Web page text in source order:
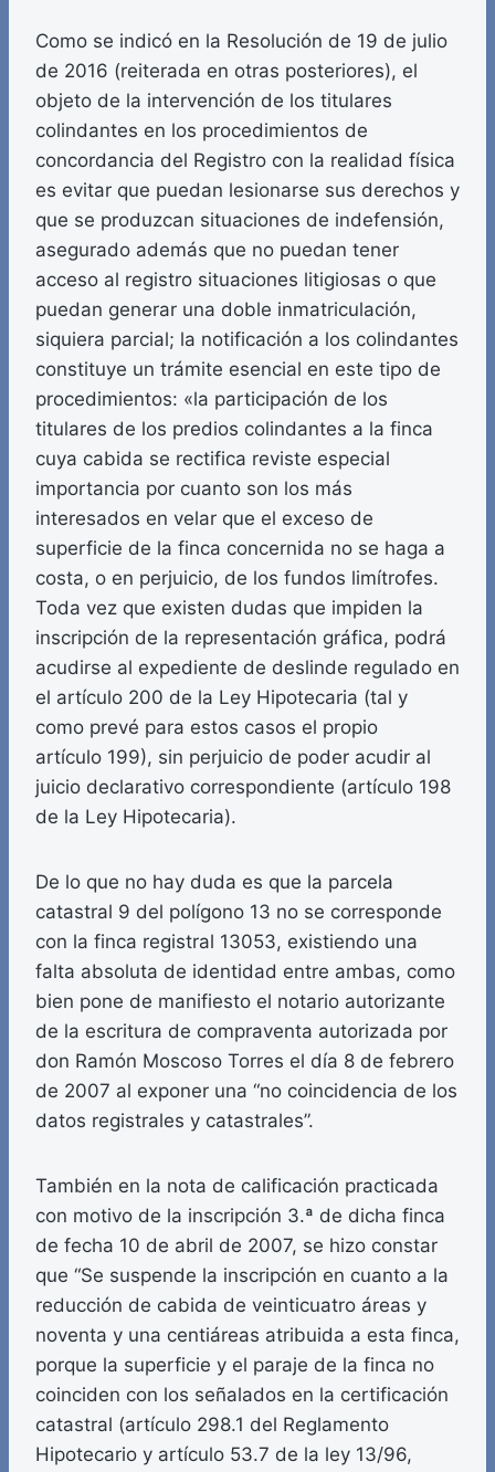
Como se indicó en la Resolución de 19 de julio
de 2016 (reiterada en otras posteriores), el
objeto de la intervención de los titulares
colindantes en los procedimientos de
concordancia del Registro con la realidad física
es evitar que puedan lesionarse sus derechos y
que se produzcan situaciones de indefensión,
asegurado además que no puedan tener
acceso al registro situaciones litigiosas o que
puedan generar una doble inmatriculación,
siquiera parcial; la notificación a los colindantes
constituye un trámite esencial en este tipo de
procedimientos: «la participación de los
titulares de los predios colindantes a la finca
cuya cabida se rectifica reviste especial
importancia por cuanto son los más
interesados en velar que el exceso de
superficie de la finca concernida no se haga a
costa, o en perjuicio, de los fundos limítrofes.
Toda vez que existen dudas que impiden la
inscripción de la representación gráfica, podrá
acudirse al expediente de deslinde regulado en
el artículo 200 de la Ley Hipotecaria (tal y
como prevé para estos casos el propio
artículo 199), sin perjuicio de poder acudir al
juicio declarativo correspondiente (artículo 198
de la Ley Hipotecaria).
De lo que no hay duda es que la parcela
catastral 9 del polígono 13 no se corresponde
con la finca registral 13053, existiendo una
falta absoluta de identidad entre ambas, como
bien pone de manifiesto el notario autorizante
de la escritura de compraventa autorizada por
don Ramón Moscoso Torres el día 8 de febrero
de 2007 al exponer una “no coincidencia de los
datos registrales y catastrales”.
También en la nota de calificación practicada
con motivo de la inscripción 3.ª de dicha finca
de fecha 10 de abril de 2007, se hizo constar
que “Se suspende la inscripción en cuanto a la
reducción de cabida de veinticuatro áreas y
noventa y una centiáreas atribuida a esta finca,
porque la superficie y el paraje de la finca no
coinciden con los señalados en la certificación
catastral (artículo 298.1 del Reglamento
Hipotecario y artículo 53.7 de la ley 13/96,